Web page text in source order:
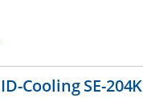
ID-Cooling SE-204K